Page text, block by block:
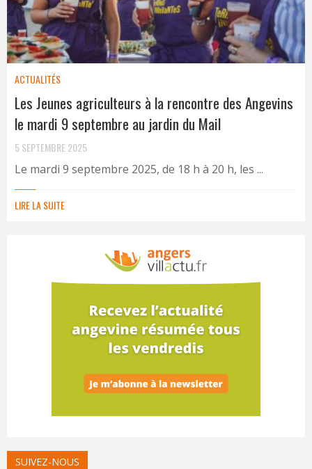
ACTUALITÉS
Les Jeunes agriculteurs à la rencontre des Angevins
le mardi 9 septembre au jardin du Mail
5 SEPTEMBRE 2025
Le mardi 9 septembre 2025, de 18 h à 20 h, les ...
LIRE LA SUITE
SUIVEZ-NOUS